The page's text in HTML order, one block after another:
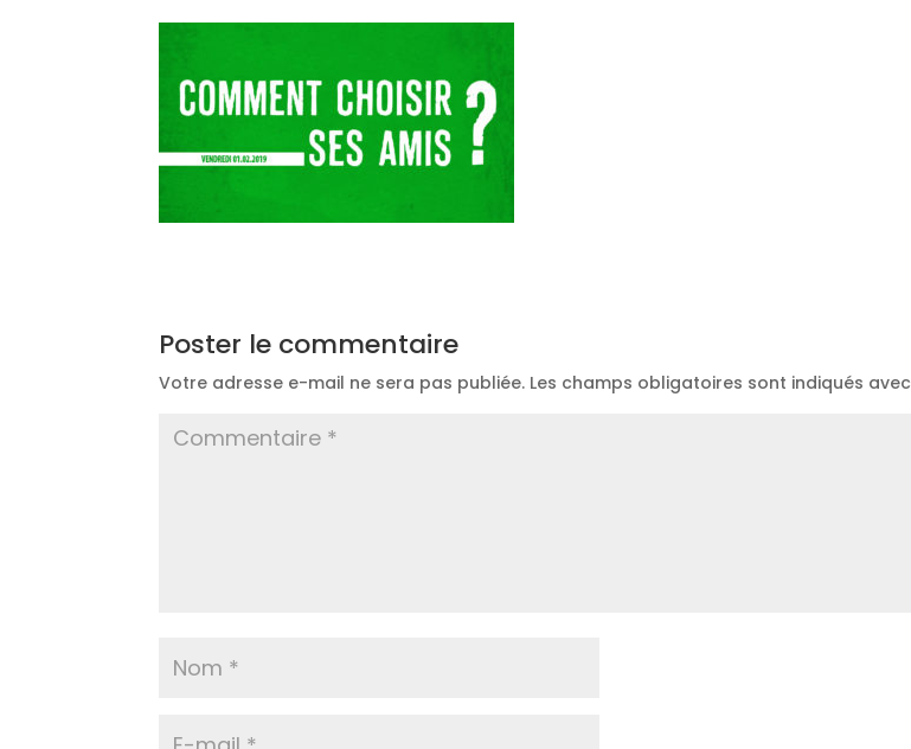
Poster le commentaire
Votre adresse e-mail ne sera pas publiée. Les champs obligatoires sont indiqués avec